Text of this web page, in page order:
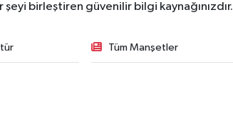
birleştiren güvenilir bilgi kaynağınızdır.
Tüm Manşetler